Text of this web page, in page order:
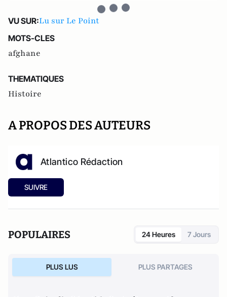
VU SUR:Lu sur Le Point
MOTS-CLES
afghane
THEMATIQUES
Histoire
A PROPOS DES AUTEURS
Atlantico Rédaction
SUIVRE
POPULAIRES 24 Heures 7 Jours
PLUS LUS PLUS PARTAGES